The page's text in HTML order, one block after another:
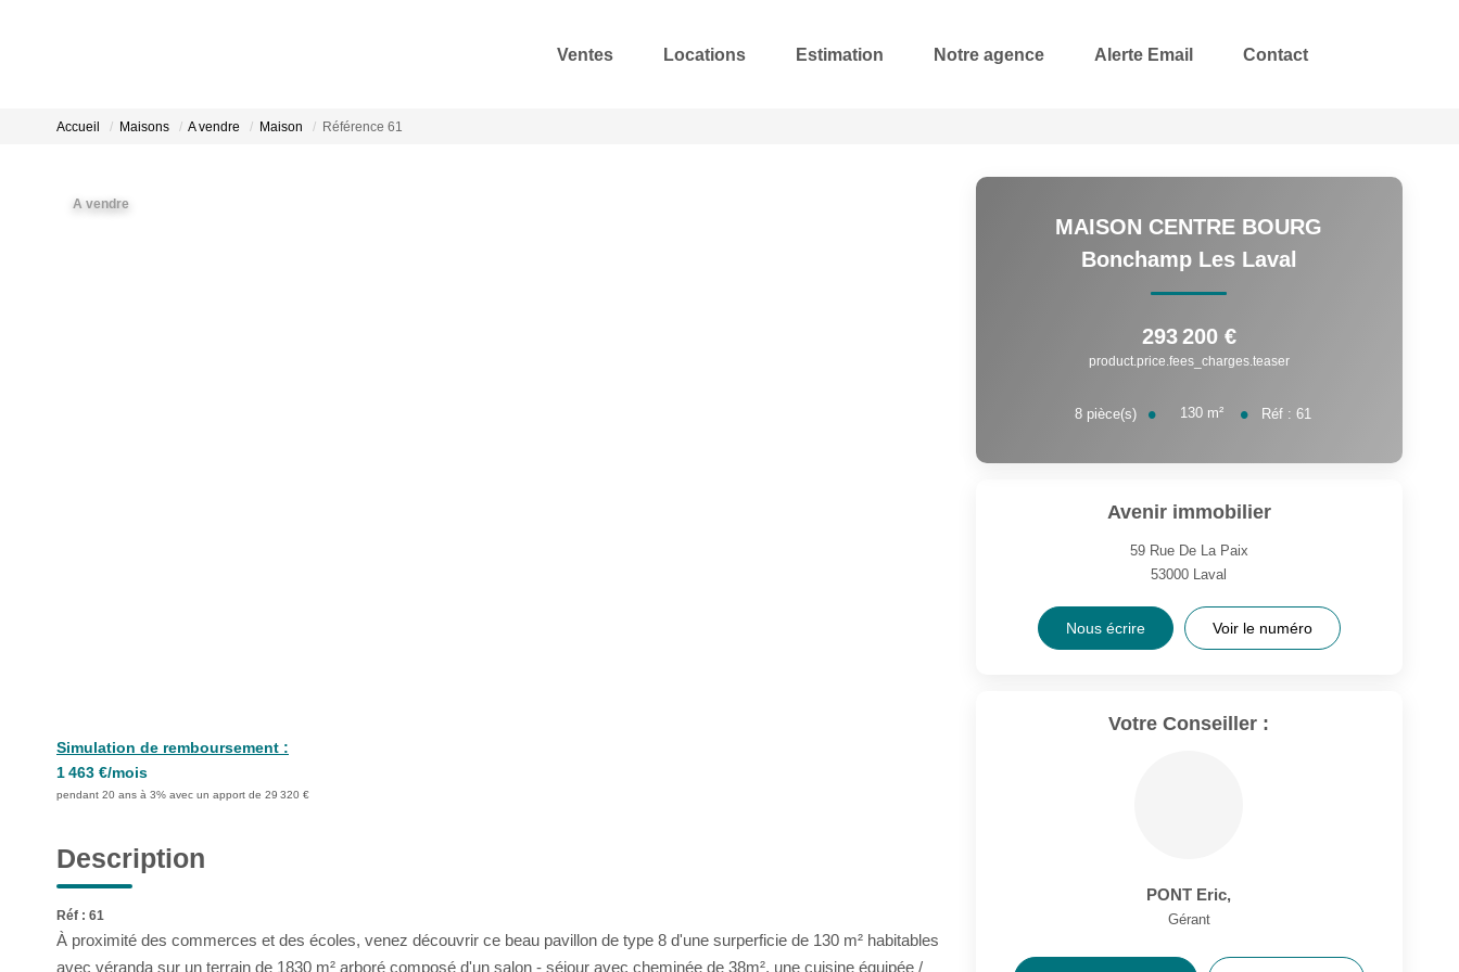
Ventes Locations Estimation Notre agence Alerte Email Contact
Accueil Maisons A vendre Maison Référence 61
A vendre
Simulation de remboursement :
1 463 €/mois
pendant 20 ans à 3% avec un apport de 29 320 €
Description
Réf : 61
À proximité des commerces et des écoles, venez découvrir ce beau pavillon de type 8 d'une surperficie de 130 m² habitables
avec véranda sur un terrain de 1830 m² arboré composé d'un salon - séjour avec cheminée de 38m², une cuisine équipée /
MAISON CENTRE BOURG
Bonchamp Les Laval
293 200 €
product.price.fees_charges.teaser
8 pièce(s) 130 m² Réf :61
Avenir immobilier
59 Rue De La Paix
53000 Laval
Nous écrire Voir le numéro
Votre Conseiller :
PONT Eric,
Gérant